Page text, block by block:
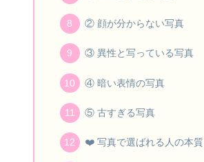
② 顔が分からない写真
③ 異性と写っている写真
④ 暗い表情の写真
⑤ 古すぎる写真
❤️ 写真で選ばれる人の本質